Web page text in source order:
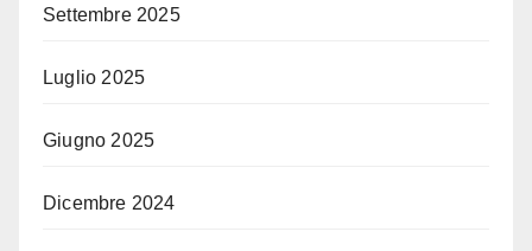
Settembre 2025
Luglio 2025
Giugno 2025
Dicembre 2024